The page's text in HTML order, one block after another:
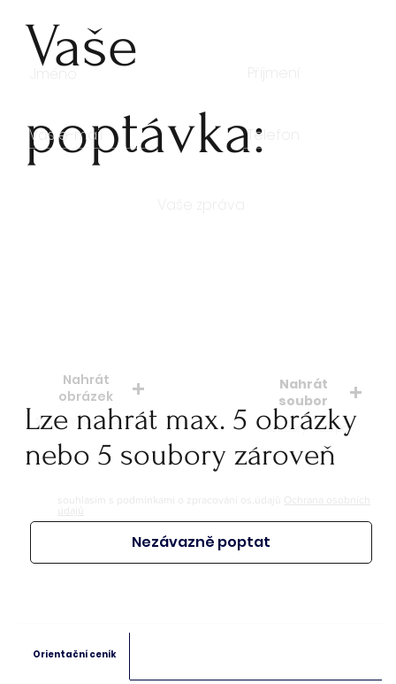
Vaše
poptávka:
Nahrát
obrázek
soubory: jpeg, jpg, png
Nahrát
soubor
soubory: doc. pdf.
Lze nahrát max. 5 obrázky
nebo 5 soubory zároveň
souhlasím s podmínkami o zpracování os.údajů
Ochrana osobních
údajů
Nezávazně poptat
Orientační ceník